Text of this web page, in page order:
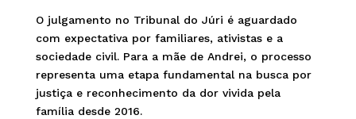
O julgamento no Tribunal do Júri é aguardado
com expectativa por familiares, ativistas e a
sociedade civil. Para a mãe de Andrei, o processo
representa uma etapa fundamental na busca por
justiça e reconhecimento da dor vivida pela
família desde 2016.